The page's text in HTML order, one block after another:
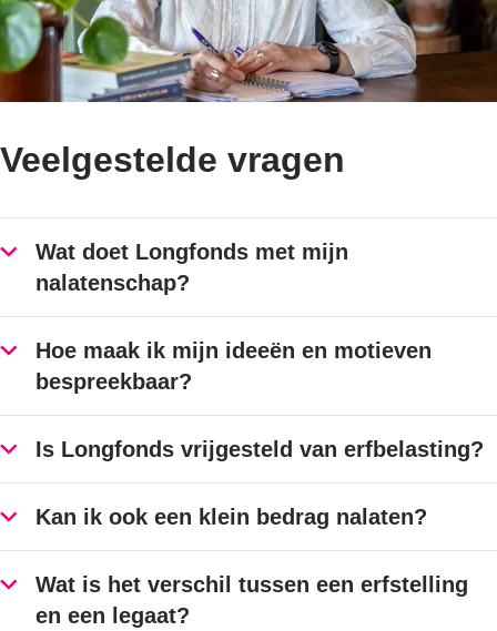
Veelgestelde vragen
Wat doet Longfonds met mijn
nalatenschap?
Hoe maak ik mijn ideeën en motieven
bespreekbaar?
Is Longfonds vrijgesteld van erfbelasting?
Kan ik ook een klein bedrag nalaten?
Wat is het verschil tussen een erfstelling
en een legaat?